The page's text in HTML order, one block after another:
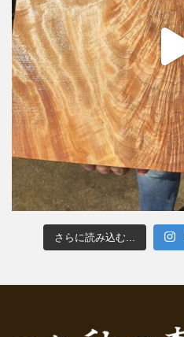
さらに読み込む...